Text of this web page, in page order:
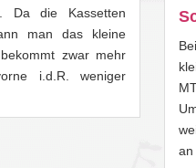
an
Da die Kassetten
man das kleine
zwar mehr
i.d.R. weniger